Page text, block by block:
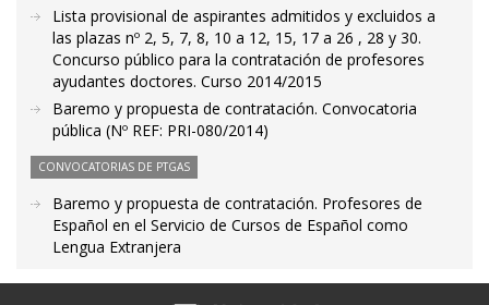
Lista provisional de aspirantes admitidos y excluidos a
las plazas nº 2, 5, 7, 8, 10 a 12, 15, 17 a 26 , 28 y 30.
Concurso público para la contratación de profesores
ayudantes doctores. Curso 2014/2015
Baremo y propuesta de contratación. Convocatoria
pública (Nº REF: PRI-080/2014)
CONVOCATORIAS DE PTGAS
Baremo y propuesta de contratación. Profesores de
Español en el Servicio de Cursos de Español como
Lengua Extranjera